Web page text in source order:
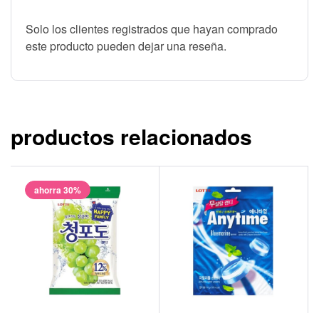
Solo los clientes registrados que hayan comprado
este producto pueden dejar una reseña.
productos relacionados
ahorra 30%